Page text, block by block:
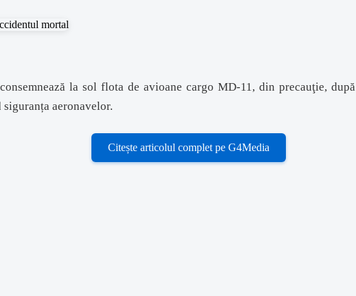
la sol flota de avioane cargo MD-11, din precauţie,
aeronavelor.
Citește articolul complet pe G4Media